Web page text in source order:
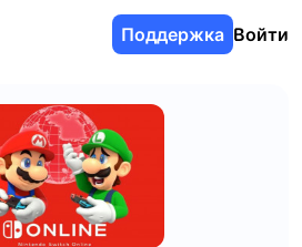
Поддержка Войти